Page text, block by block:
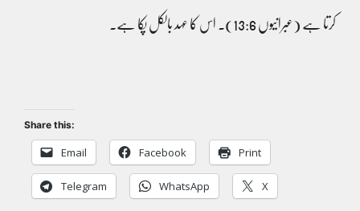
کرتا ہے (عبرانیوں 13:6)۔ اس کا عہد بالکل پکا ہے۔
Share this:
Email Facebook Print
Telegram WhatsApp X